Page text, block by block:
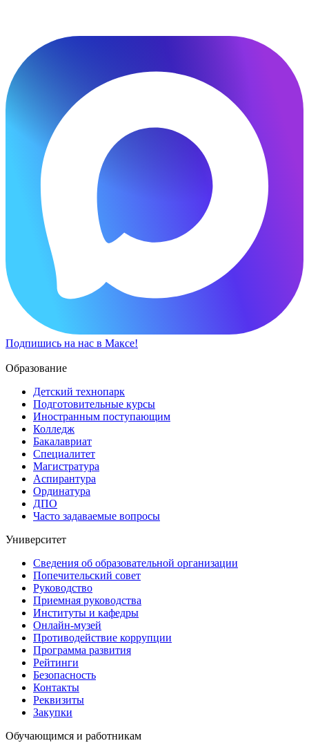
Подпишись на нас в Максе!
Образование
Детский технопарк
Подготовительные курсы
Иностранным поступающим
Колледж
Бакалавриат
Специалитет
Магистратура
Аспирантура
Ординатура
ДПО
Часто задаваемые вопросы
Университет
Сведения об образовательной организации
Попечительский совет
Руководство
Приемная руководства
Институты и кафедры
Онлайн-музей
Противодействие коррупции
Программа развития
Рейтинги
Безопасность
Контакты
Реквизиты
Закупки
Обучающимся и работникам